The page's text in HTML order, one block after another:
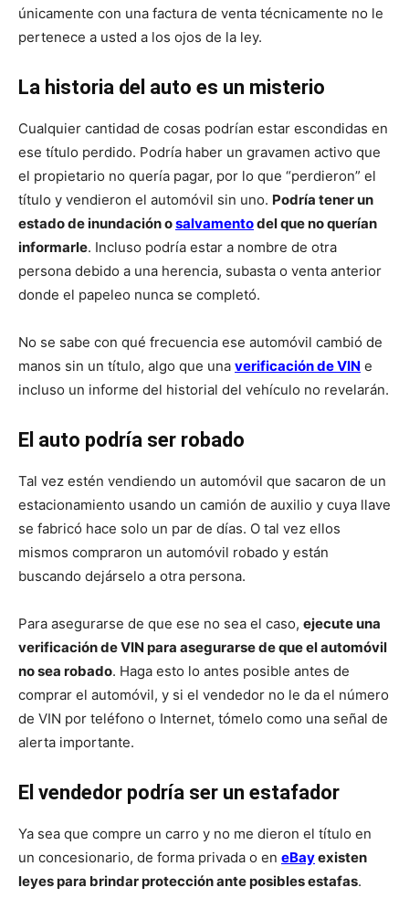
únicamente con una factura de venta técnicamente no le
pertenece a usted a los ojos de la ley.
La historia del auto es un misterio
Cualquier cantidad de cosas podrían estar escondidas en
ese título perdido. Podría haber un gravamen activo que
el propietario no quería pagar, por lo que “perdieron” el
título y vendieron el automóvil sin uno. Podría tener un
estado de inundación osalvamentodel que no querían
informarle. Incluso podría estar a nombre de otra
persona debido a una herencia, subasta o venta anterior
donde el papeleo nunca se completó.
No se sabe con qué frecuencia ese automóvil cambió de
manos sin un título, algo que una verificación de VIN e
incluso un informe del historial del vehículo no revelarán.
El auto podría ser robado
Tal vez estén vendiendo un automóvil que sacaron de un
estacionamiento usando un camión de auxilio y cuya llave
se fabricó hace solo un par de días. O tal vez ellos
mismos compraron un automóvil robado y están
buscando dejárselo a otra persona.
Para asegurarse de que ese no sea el caso, ejecute una
verificación de VIN para asegurarse de que el automóvil
no sea robado. Haga esto lo antes posible antes de
comprar el automóvil, y si el vendedor no le da el número
de VIN por teléfono o Internet, tómelo como una señal de
alerta importante.
El vendedor podría ser un estafador
Ya sea que compre un carro y no me dieron el título en
un concesionario, de forma privada o en eBayexisten
leyes para brindar protección ante posibles estafas.